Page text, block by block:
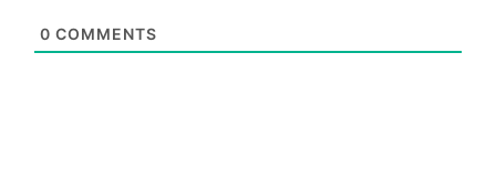
0 COMMENTS